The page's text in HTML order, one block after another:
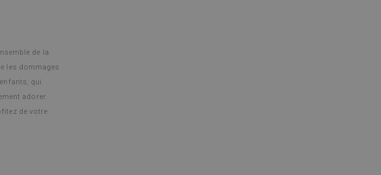
de la
les dommages
qui
adorer
de votre